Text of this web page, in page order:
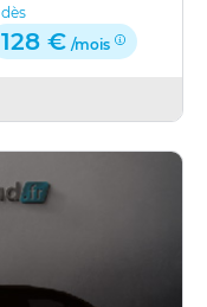
dès
128 € /mois